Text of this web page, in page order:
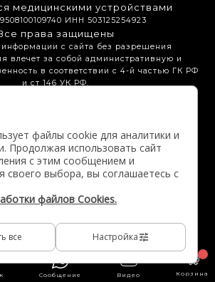
медицинскими устройствами
ИНН 503125254923
права защищены
с сайта без разрешения
влечет за собой административную и
в соответствии с 4-й частью ГК РФ
и ст 146 УК РФ.
Партнёрам
предложения
Активация гарантии
Сообщение Видео Корзина
файлы cookie для аналитики и
Продолжая использовать сайт
с этим сообщением и
своего выбора, вы соглашаетесь с
файлов Cookies.
все Настройка